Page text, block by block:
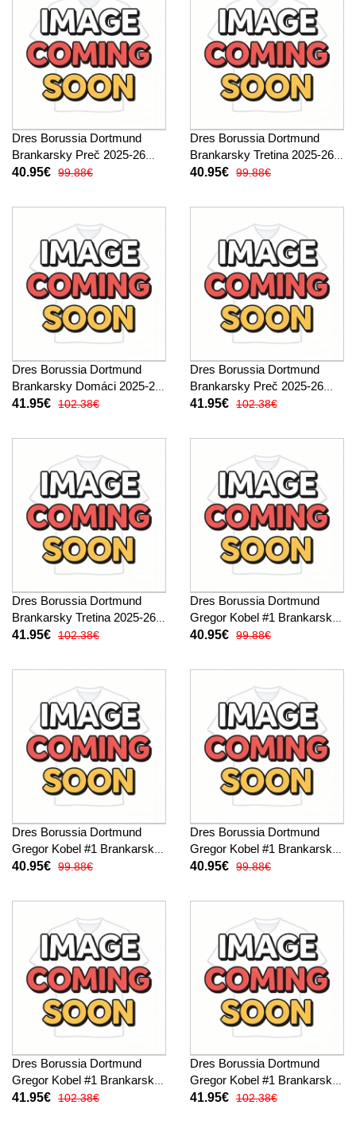
Dres Borussia Dortmund
Brankarsky Preč 2025-26
Krátky Rukáv
40.95€ 99.88€
Dres Borussia Dortmund
Brankarsky Tretina 2025-26
Krátky Rukáv
40.95€ 99.88€
Dres Borussia Dortmund
Brankarsky Domáci 2025-26
Dlhy Rukáv
41.95€ 102.38€
Dres Borussia Dortmund
Brankarsky Preč 2025-26
Dlhy Rukáv
41.95€ 102.38€
Dres Borussia Dortmund
Brankarsky Tretina 2025-26
Dlhy Rukáv
41.95€ 102.38€
Dres Borussia Dortmund
Gregor Kobel #1 Brankarsky
Domáci 2025-26 Krátky
40.95€ 99.88€
Dres Borussia Dortmund
Gregor Kobel #1 Brankarsky
Preč 2025-26 Krátky Rukáv
40.95€ 99.88€
Dres Borussia Dortmund
Gregor Kobel #1 Brankarsky
Tretina 2025-26 Krátky
40.95€ 99.88€
Dres Borussia Dortmund
Gregor Kobel #1 Brankarsky
Domáci 2025-26 Dlhy Rukáv
41.95€ 102.38€
Dres Borussia Dortmund
Gregor Kobel #1 Brankarsky
Preč 2025-26 Dlhy Rukáv
41.95€ 102.38€